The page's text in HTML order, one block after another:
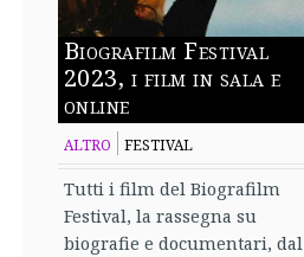
Biografilm Festival
2023, i film in sala e
online
ALTRO FESTIVAL
Tutti i film del Biografilm
Festival, la rassegna su
biografie e documentari, dal